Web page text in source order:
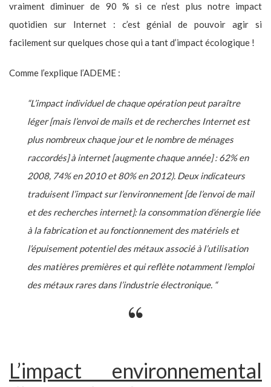
vraiment diminuer de 90 % si ce n’est plus notre impact
quotidien sur Internet : c’est génial de pouvoir agir si
facilement sur quelques chose qui a tant d’impact écologique !
Comme l’explique l’ADEME :
“L’impact individuel de chaque opération peut paraître
léger [mais l’envoi de mails et de recherches Internet est
plus nombreux chaque jour et le nombre de ménages
raccordés] à internet [augmente chaque année] : 62% en
2008, 74% en 2010 et 80% en 2012). Deux indicateurs
traduisent l’impact sur l’environnement [de l’envoi de mail
et des recherches internet]: la consommation d’énergie liée
à la fabrication et au fonctionnement des matériels et
l’épuisement potentiel des métaux associé à l’utilisation
des matières premières et qui reflète notamment l’emploi
des métaux rares dans l’industrie électronique. “
L’impact environnemental